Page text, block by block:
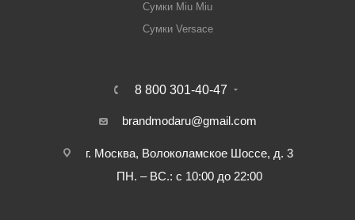
Сумки Miu Miu
Сумки Versace
8 800 301-40-47
brandmodaru@gmail.com
г. Москва, Волоколамское Шоссе, д. 3
ПН. – ВС.: с 10:00 до 22:00